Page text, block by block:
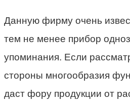
Данную фирму очень
тем не менее прибор
упоминания. Если
стороны многообразия
даст фору продукции от